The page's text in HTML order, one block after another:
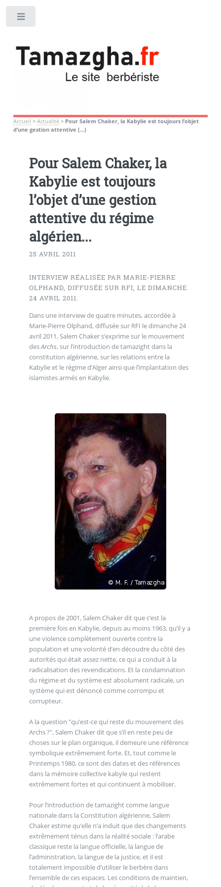
Accueil > Actualité> Pour Salem Chaker, la Kabylie est toujours l’objet
d’une gestion attentive (…)
Pour Salem Chaker, la
Kabylie est toujours
l’objet d’une gestion
attentive du régime
algérien...
25 AVRIL 2011
INTERVIEW RÉALISÉE PAR MARIE-PIERRE
OLPHAND, DIFFUSÉE SUR RFI, LE DIMANCHE
24 AVRIL 2011.
Dans une interview de quatre minutes, accordée à
Marie-Pierre Olphand, diffusée sur RFI le dimanche 24
avril 2011, Salem Chaker s’exprime sur le mouvement
desArchs, sur l’introduction de tamazight dans la
constitution algérienne, sur les relations entre la
Kabylie et le régime d’Alger ainsi que l’implantation des
islamistes armés en Kabylie.
A propos de 2001, Salem Chaker dit que c’est la
première fois en Kabylie, depuis au moins 1963, qu’il y a
une violence complètement ouverte contre la
population et une volonté d’en découdre du côté des
autorités qui était assez nette, ce qui a conduit à la
radicalisation des revendications. Et la condamnation
du régime et du système est absolument radicale, un
système qui est dénoncé comme corrompu et
corrupteur.
A la question "qu’est-ce qui reste du mouvement des
Archs ?", Salem Chaker dit que s’il en reste peu de
choses sur le plan organique, il demeure une référence
symbolique extrêmement forte. Et, tout comme le
Printemps 1980, ce sont des dates et des références
dans la mémoire collective kabyle qui restent
extrêmement fortes et qui continuent à mobiliser.
Pour l’introduction de tamazight comme langue
nationale dans la Constitution algérienne, Salem
Chaker estime qu’elle n’a induit que des changements
extrêmement ténus dans la réalité sociale : l’arabe
classique reste la langue officielle, la langue de
l’administration, la langue de la justice, et il est
totalement impossible d’utiliser le berbère dans
l’ensemble de ces espaces. Les conditions de maintien,